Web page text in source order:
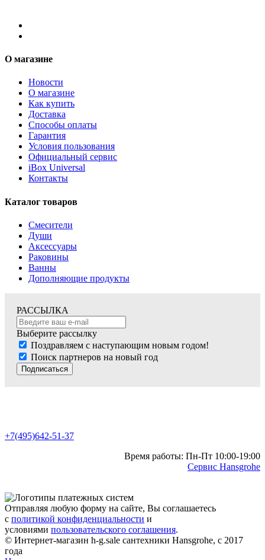
О магазине
Новости
О магазине
Как купить
Доставка
Способы оплаты
Гарантия
Условия пользования
Официальный сервис
iBox Universal
Контакты
Каталог товаров
Смесители
Души
Аксессуары
Раковины
Ванны
Дополняющие продукты
РАССЫЛКА
Выберите рассылку
Поздравляем с наступающим новым годом!
Поиск партнеров на новый год
Подписаться
+7(495)642-51-37
Время работы: Пн-Пт 10:00-19:00
Сервис Hansgrohe
Отправляя любую форму на сайте, Вы соглашаетесь
с политикой конфиденциальности и
условиями пользовательского соглашения.
© Интернет-магазин h-g.sale сантехники Hansgrohe, с 2017
года